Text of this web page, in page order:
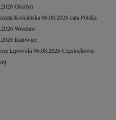
Olsztyn
Kościelska06.08.2026cała Polska
Wrocław
Katowice
Lipowski 06.08.2026Częstochowa